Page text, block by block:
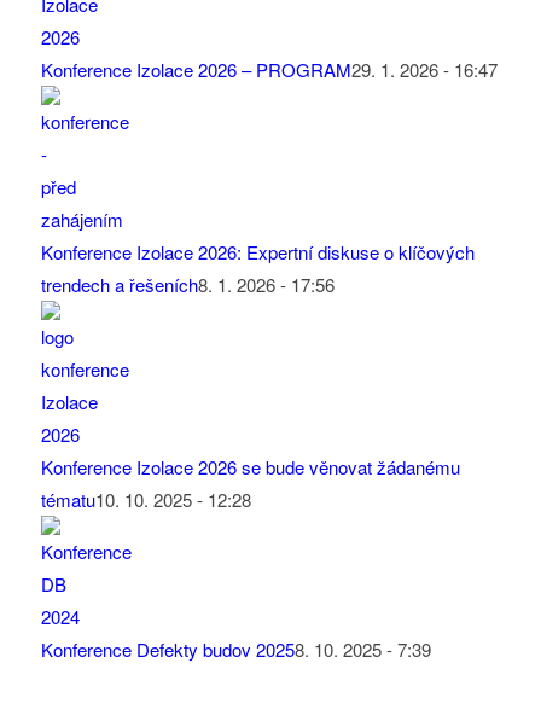
Konference Izolace 2026 – PROGRAM29. 1. 2026 - 16:47
Konference Izolace 2026: Expertní diskuse o klíčových
trendech a řešeních8. 1. 2026 - 17:56
Konference Izolace 2026 se bude věnovat žádanému
tématu10. 10. 2025 - 12:28
Konference Defekty budov 20258. 10. 2025 - 7:39